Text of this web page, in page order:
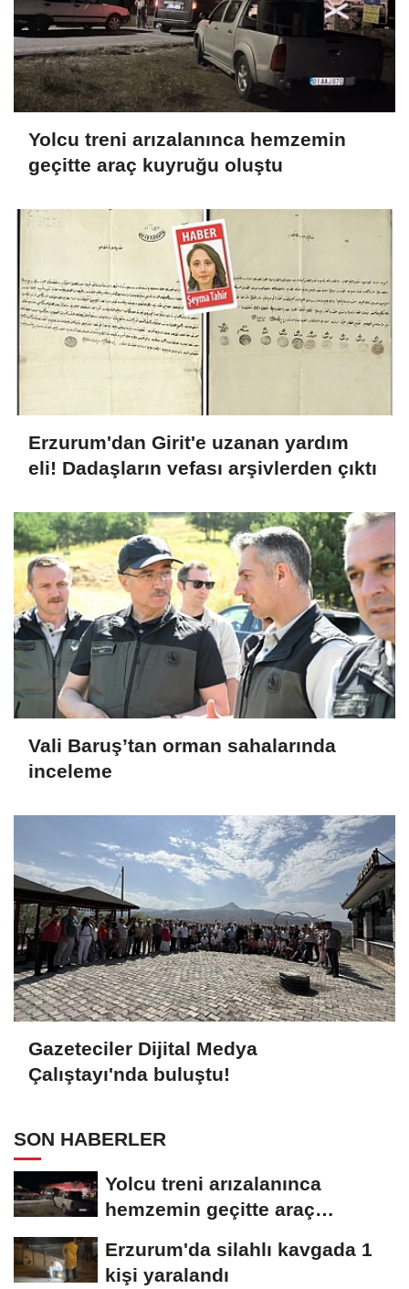
Yolcu treni arızalanınca hemzemin
geçitte araç kuyruğu oluştu
Erzurum'dan Girit'e uzanan yardım
eli! Dadaşların vefası arşivlerden çıktı
Vali Baruş’tan orman sahalarında
inceleme
Gazeteciler Dijital Medya
Çalıştayı'nda buluştu!
SON HABERLER
Yolcu treni arızalanınca
hemzemin geçitte araç
Erzurum'da silahlı kavgada 1
kişi yaralandı